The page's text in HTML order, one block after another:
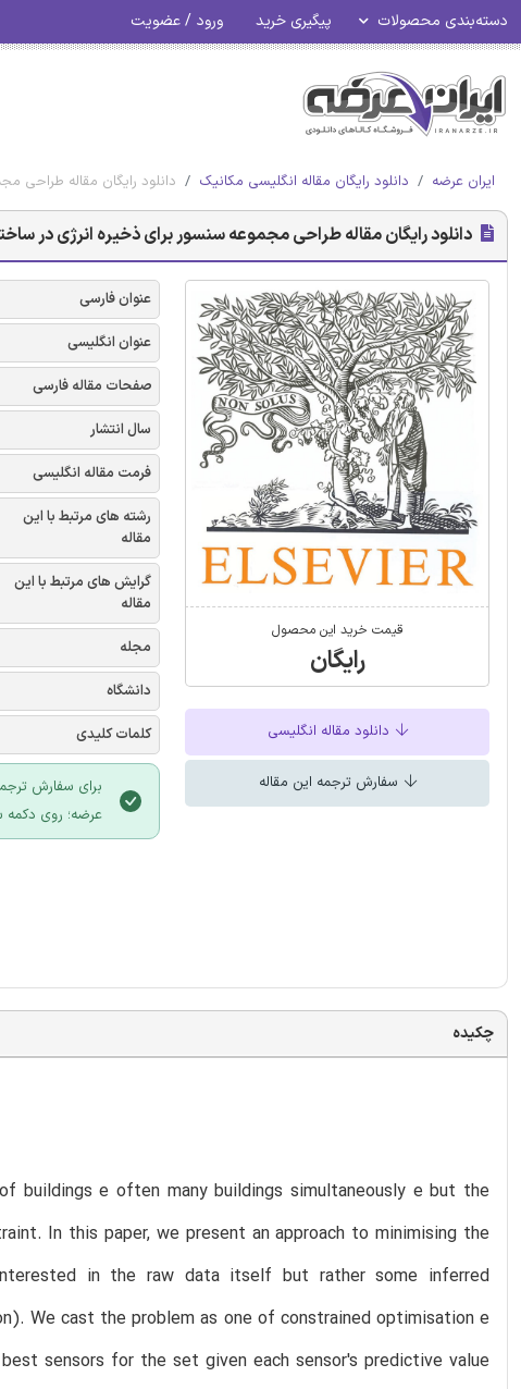
دسته‌بندی محصولات پیگیری خرید ورود / عضویت
ایران عرضه دانلود رایگان مقاله انگلیسی مکانیک دانلود رایگان مقاله طراحی
دانلود رایگان مقاله طراحی مجموعه سنسور برای ذخیره انرژی در
قیمت خرید این محصول
رایگان
دانلود مقاله انگلیسی
سفارش ترجمه این مقاله
عنوان فارسی
عنوان انگلیسی
صفحات مقاله فارسی
سال انتشار
فرمت مقاله انگلیسی
رشته های مرتبط با این
مقاله
گرایش های مرتبط با این
مقاله
مجله
دانشگاه
کلمات کلیدی
برای سفارش
عرضه؛ روی دکمه
چکیده
buildings e often many buildings simultaneously e but the
In this paper, we present an approach to minimising the
in the raw data itself but rather some inferred
We cast the problem as one of constrained optimisation e
sensors for the set given each sensor's predictive value